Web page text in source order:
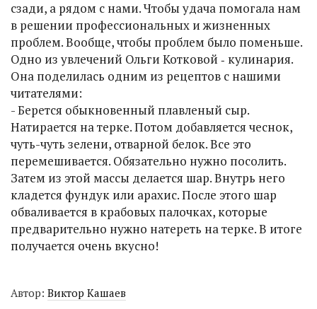
сзади, а рядом с нами. Чтобы удача помогала нам
в решении профессиональных и жизненных
проблем. Вообще, чтобы проблем было поменьше.
Одно из увлечений Ольги Котковой ‑ кулинария.
Она поделилась одним из рецептов с нашими
читателями:
- Берется обыкновенный плавленый сыр.
Натирается на терке. Потом добавляется чеснок,
чуть-чуть зелени, отварной белок. Все это
перемешивается. Обязательно нужно посолить.
Затем из этой массы делается шар. Внутрь него
кладется фундук или арахис. После этого шар
обваливается в крабовых палочках, которые
предварительно нужно натереть на терке. В итоге
получается очень вкусно!
Автор: Виктор Кашаев